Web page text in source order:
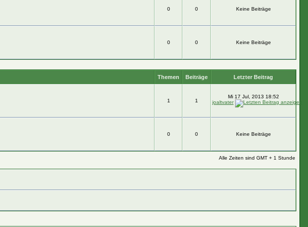
0 0 Keine Beiträge
0 0 Keine Beiträge
Themen Beiträge Letzter Beitrag
1 1
Mi 17 Jul, 2013 18:52
joaltvater
0 0 Keine Beiträge
Alle Zeiten sind GMT + 1 Stunde